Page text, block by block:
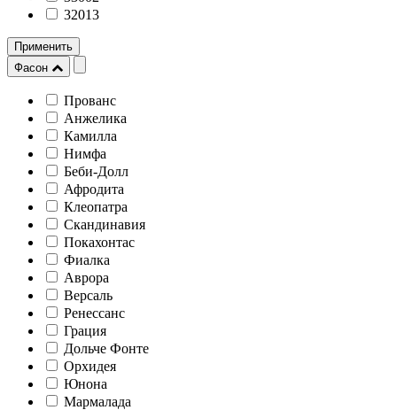
32013
Применить
Фасон
Прованс
Анжелика
Камилла
Нимфа
Беби-Долл
Афродита
Клеопатра
Скандинавия
Покахонтас
Фиалка
Аврора
Версаль
Ренессанс
Грация
Дольче Фонте
Орхидея
Юнона
Мармалада